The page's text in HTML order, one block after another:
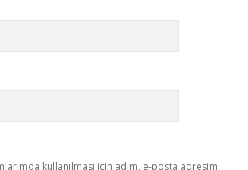
kullanılması için adım, e-posta adresim